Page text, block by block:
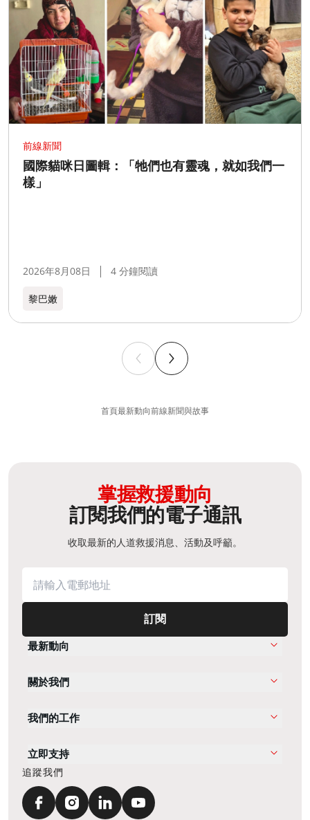
前線新聞
國際貓咪日圖輯：「牠們也有靈魂，就如我們一
樣」
2026年8月08日 4 分鐘閱讀
黎巴嫩​
首頁最新動向前線新聞與故事
掌握救援動向
訂閱我們的電子通訊
收取最新的人道救援消息、活動及呼籲。
訂閱
最新動向
關於我們
我們的工作
立即支持
追蹤我們